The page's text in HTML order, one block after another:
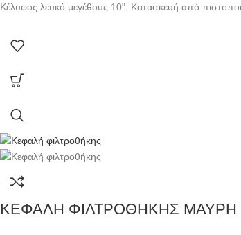
Κέλυφος λευκό μεγέθους 10". Κατασκευή από
ΚΕΦΑΛΗ ΦΙΛΤΡΟΘΗΚΗΣ ΜΑΥΡΗ